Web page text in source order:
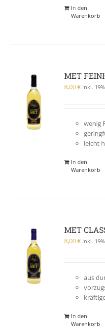
In den
Warenkorb
MET
8,00€ inkl.
wenig
leicht
In den
Warenkorb
MET
8,00€ inkl.
aus
In den
Warenkorb